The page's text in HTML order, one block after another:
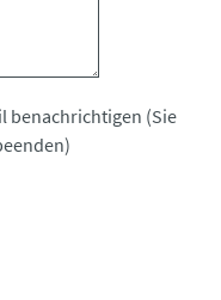
benachrichtigen (Sie